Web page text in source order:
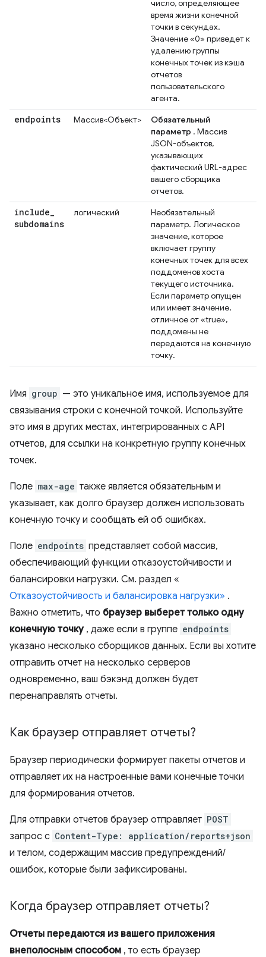
число, определяющее
время жизни конечной
точки в секундах.
Значение «0» приведет к
удалению группы
конечных точек из кэша
отчетов
пользовательского
агента.
endpoints Массив<Объект>
Обязательный
параметр . Массив
JSON-объектов,
указывающих
фактический URL-адрес
вашего сборщика
отчетов.
include_
subdomains
логический
Необязательный
параметр. Логическое
значение, которое
включает группу
конечных точек для всех
поддоменов хоста
текущего источника.
Если параметр опущен
или имеет значение,
отличное от «true»,
поддомены не
передаются на конечную
точку.
Имя group — это уникальное имя, используемое для
связывания строки с конечной точкой. Используйте
это имя в других местах, интегрированных с API
отчетов, для ссылки на конкретную группу конечных
точек.
Поле max-age также является обязательным и
указывает, как долго браузер должен использовать
конечную точку и сообщать ей об ошибках.
Поле endpoints представляет собой массив,
обеспечивающий функции отказоустойчивости и
балансировки нагрузки. См. раздел «
Отказоустойчивость и балансировка нагрузки» .
Важно отметить, что браузер выберет только одну
конечную точку, даже если в группе endpoints
указано несколько сборщиков данных. Если вы хотите
отправить отчет на несколько серверов
одновременно, ваш бэкэнд должен будет
перенаправлять отчеты.
Как браузер отправляет отчеты?
Браузер периодически формирует пакеты отчетов и
отправляет их на настроенные вами конечные точки
для формирования отчетов.
Для отправки отчетов браузер отправляет POST
запрос с Content-Type: application/reports+json
и телом, содержащим массив предупреждений/
ошибок, которые были зафиксированы.
Когда браузер отправляет отчеты?
Отчеты передаются из вашего приложения
внеполосным способом , то есть браузер